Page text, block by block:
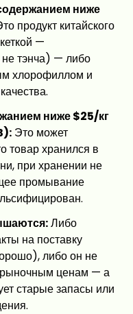
ниже
продукт китайского
—
тэнча) — либо
хлорофиллом и
ниже $25/кг
Это может
товар хранился в
при хранении не
промывание
Либо
на поставку
либо он не
рыночным ценам — а
старые запасы или